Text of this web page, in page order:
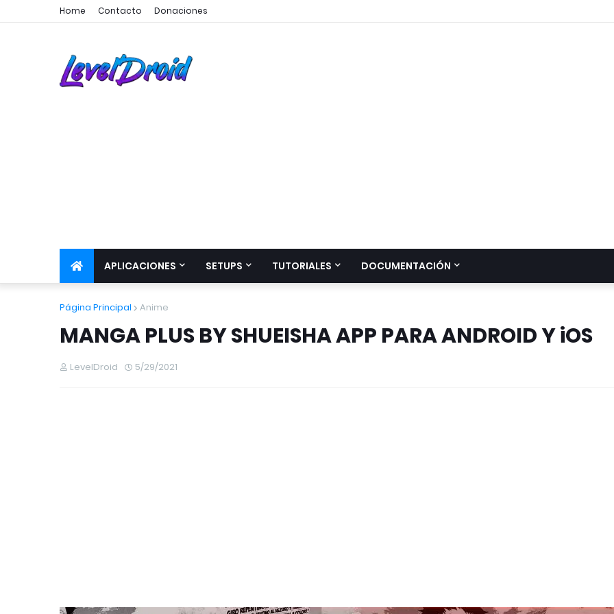
Home Contacto Donaciones
APLICACIONES SETUPS TUTORIALES DOCUMENTACIÓN
Página Principal Anime
MANGA PLUS BY SHUEISHA APP PARA ANDROID Y iOS
LevelDroid 5/29/2021